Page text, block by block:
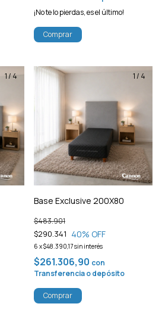
¡No te lo pierdas, es el último!
1/ 4 1/ 4
Base Exclusive 200X80
$290.341
$483.901
40% OFF
6 x$48.390,17sin interés
$261.306,90 con
Transferencia o depósito
Comprar